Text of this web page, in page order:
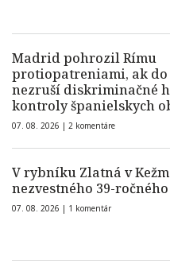
Madrid pohrozil Rímu
protiopatreniami, ak do
nezruší diskriminačné
kontroly španielskych
07. 08. 2026 | 2 komentáre
V rybníku Zlatná v
nezvestného 39-
07. 08. 2026 | 1 komentár